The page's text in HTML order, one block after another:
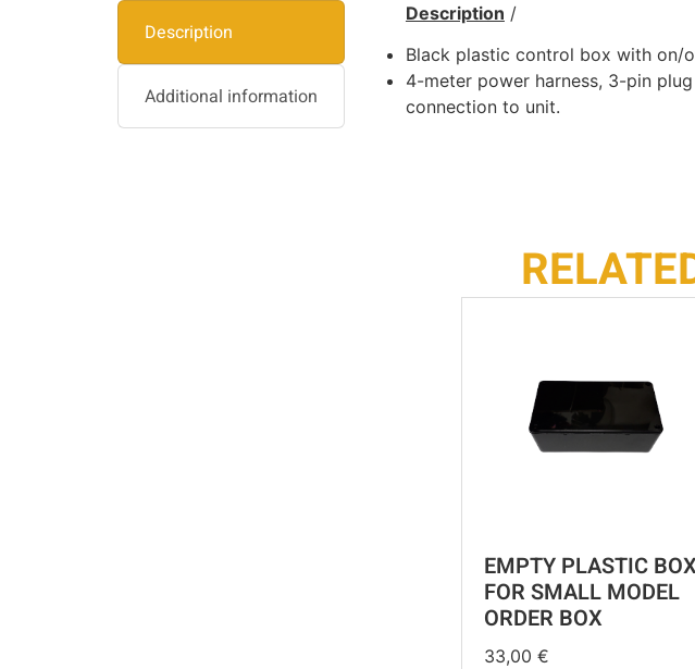
Description
Additional information
Description /
Black plastic control box with on/
4-meter power harness, 3-pin
connection to unit.
EMPTY PLASTIC BOX
FOR SMALL MODEL
ORDER BOX
33,00 €